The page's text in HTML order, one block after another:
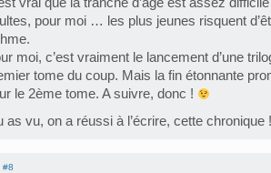
pour moi … les plus jeunes risquent
moi, c’est vraiment le lancement d’une
tome du coup. Mais la fin étonnante
le 2ème tome. A suivre, donc !
as vu, on a réussi à l’écrire, cette chronique
#8